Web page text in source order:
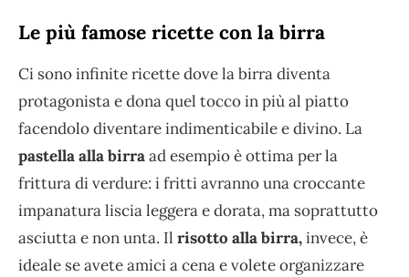
Le più famose ricette con la birra
Ci sono infinite ricette dove la birra diventa
protagonista e dona quel tocco in più al piatto
facendolo diventare indimenticabile e divino. La
pastella alla birraad esempio è ottima per la
frittura di verdure: i fritti avranno una croccante
impanatura liscia leggera e dorata, ma soprattutto
asciutta e non unta. Il risotto alla birra,invece, è
ideale se avete amici a cena e volete organizzare